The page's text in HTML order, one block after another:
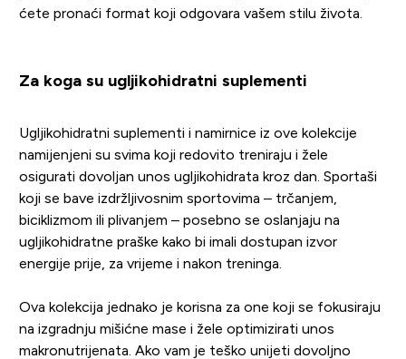
ćete pronaći format koji odgovara vašem stilu života.
Za koga su ugljikohidratni suplementi
Ugljikohidratni suplementi i namirnice iz ove kolekcije
namijenjeni su svima koji redovito treniraju i žele
osigurati dovoljan unos ugljikohidrata kroz dan. Sportaši
koji se bave izdržljivosnim sportovima – trčanjem,
biciklizmom ili plivanjem – posebno se oslanjaju na
ugljikohidratne praške kako bi imali dostupan izvor
energije prije, za vrijeme i nakon treninga.
Ova kolekcija jednako je korisna za one koji se fokusiraju
na izgradnju mišićne mase i žele optimizirati unos
makronutrijenata. Ako vam je teško unijeti dovoljno